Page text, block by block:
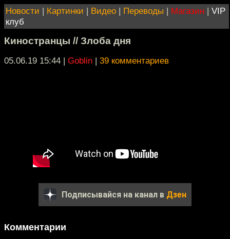
Новости | Картинки | Видео | Переводы | Магазин | VIP
клуб
Киностранцы // Злоба дня
05.06.19 15:44 | Goblin | 39 комментариев
Подписывайся на канал в Дзен
Комментарии